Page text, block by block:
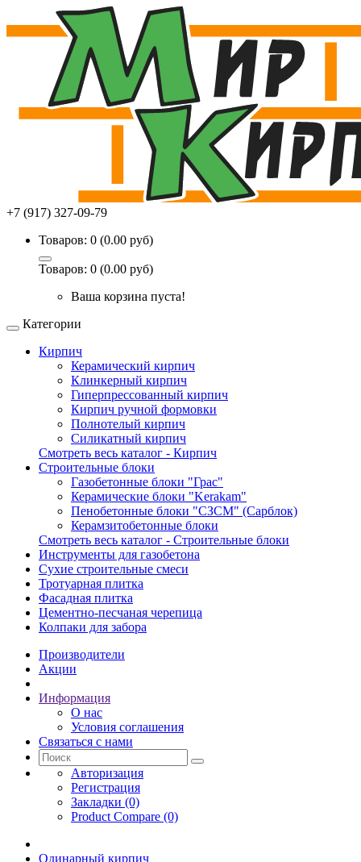
+7 (917) 327-09-79
Товаров: 0 (0.00 руб)
Товаров: 0 (0.00 руб)
Ваша корзина пуста!
Категории
Кирпич
Керамический кирпич
Клинкерный кирпич
Гиперпрессованный кирпич
Кирпич ручной формовки
Полнотелый кирпич
Силикатный кирпич
Смотреть весь каталог - Кирпич
Строительные блоки
Газобетонные блоки "Грас"
Керамические блоки "Kerakam"
Пенобетонные блоки "СЗСМ" (Сарблок)
Керамзитобетонные блоки
Смотреть весь каталог - Строительные блоки
Инструменты для газобетона
Сухие строительные смеси
Тротуарная плитка
Фасадная плитка
Цементно-песчаная черепица
Колпаки для забора
Производители
Акции
Информация
О нас
Условия соглашения
Связаться с нами
Авторизация
Регистрация
Закладки (0)
Product Compare (0)
Одинарный кирпич